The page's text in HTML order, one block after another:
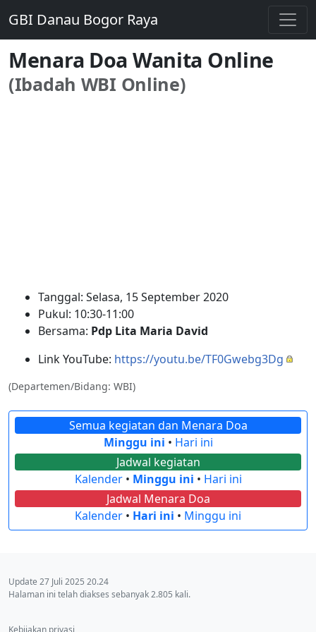
GBI Danau Bogor Raya
Menara Doa Wanita Online
(Ibadah WBI Online)
Tanggal: Selasa, 15 September 2020
Pukul: 10:30-11:00
Bersama: Pdp Lita Maria David
Link YouTube: https://youtu.be/TF0Gwebg3Dg
(Departemen/Bidang: WBI)
Semua kegiatan dan Menara Doa
Minggu ini • Hari ini
Jadwal kegiatan
Kalender• Minggu ini • Hari ini
Jadwal Menara Doa
Kalender • Hari ini • Minggu ini
Update 27 Juli 2025 20.24
Halaman ini telah diakses sebanyak 2.805 kali.